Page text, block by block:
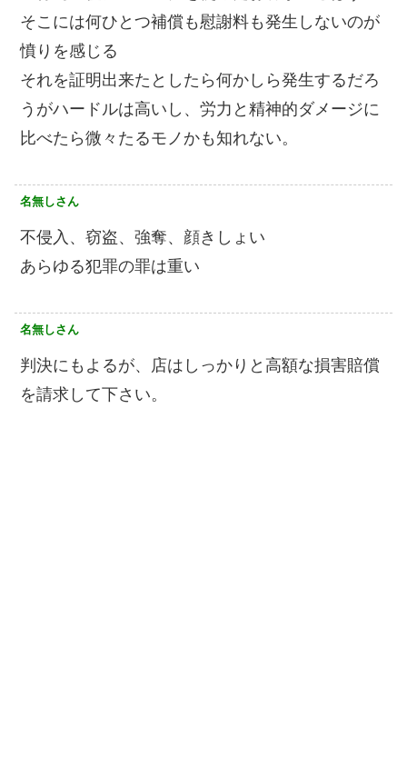
そこには何ひとつ補償も慰謝料も発生しないのが
憤りを感じる
それを証明出来たとしたら何かしら発生するだろ
うがハードルは高いし、労力と精神的ダメージに
比べたら微々たるモノかも知れない。
名無しさん
不侵入、窃盗、強奪、顔きしょい
あらゆる犯罪の罪は重い
名無しさん
判決にもよるが、店はしっかりと高額な損害賠償
を請求して下さい。